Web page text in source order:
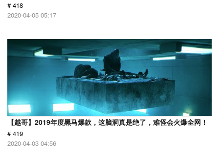
# 418
2020-04-05 05:17
【越哥】2019年度黑马爆款，这脑洞真是绝了，难怪会火爆全网！
# 419
2020-04-03 04:56